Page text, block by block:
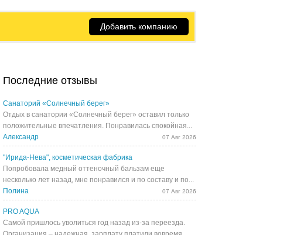
Добавить компанию
Последние отзывы
Санаторий «Солнечный берег»
Отдых в санатории «Солнечный берег» оставил только
положительные впечатления. Понравилась спокойная...
Александр
07 Авг 2026
"Ирида-Нева", косметическая фабрика
Попробовала медный оттеночный бальзам еще
несколько лет назад, мне понравился и по составу и по...
Полина
07 Авг 2026
PRO AQUA
Самой пришлось уволиться год назад из-за переезда.